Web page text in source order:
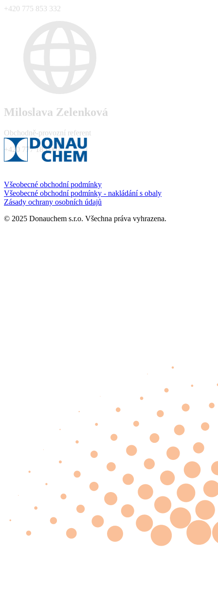
+420 775 853 332
Miloslava Zelenková
Obchodně-provozní referent
+420 777 185 007
Všeobecné obchodní podmínky
Všeobecné obchodní podmínky - nakládání s obaly
Zásady ochrany osobních údajů
© 2025 Donauchem s.r.o. Všechna práva vyhrazena.